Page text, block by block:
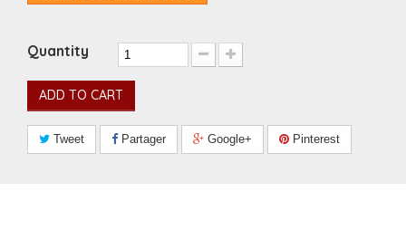
Quantity
ADD TO CART
Tweet Partager Google+ Pinterest